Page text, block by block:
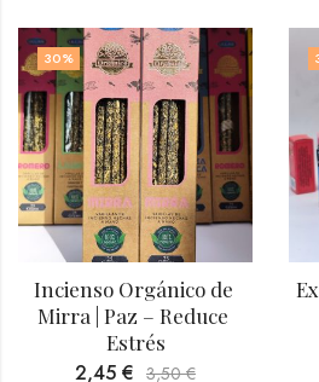
30%
Incienso Orgánico de
Mirra | Paz – Reduce
Estrés
2,45 € 3,50€